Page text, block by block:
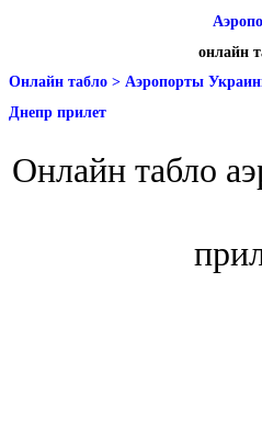
онлайн
Онлайн табло > Аэропорты
Днепр прилет
Онлайн табло